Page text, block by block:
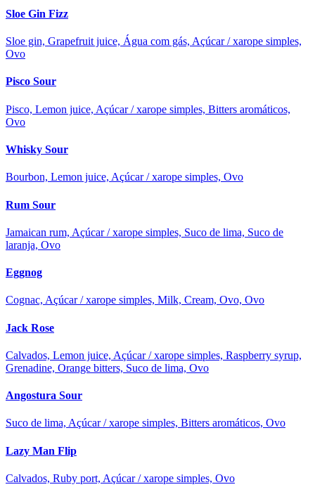
Sloe Gin Fizz
Sloe gin, Grapefruit juice, Água com gás, Açúcar / xarope simples,
Ovo
Pisco Sour
Pisco, Lemon juice, Açúcar / xarope simples, Bitters aromáticos,
Ovo
Whisky Sour
Bourbon, Lemon juice, Açúcar / xarope simples, Ovo
Rum Sour
Jamaican rum, Açúcar / xarope simples, Suco de lima, Suco de
laranja, Ovo
Eggnog
Cognac, Açúcar / xarope simples, Milk, Cream, Ovo, Ovo
Jack Rose
Calvados, Lemon juice, Açúcar / xarope simples, Raspberry syrup,
Grenadine, Orange bitters, Suco de lima, Ovo
Angostura Sour
Suco de lima, Açúcar / xarope simples, Bitters aromáticos, Ovo
Lazy Man Flip
Calvados, Ruby port, Açúcar / xarope simples, Ovo